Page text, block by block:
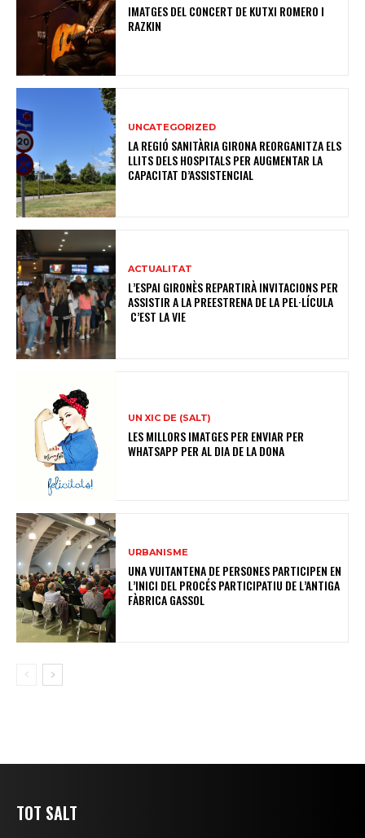
IMATGES DEL CONCERT DE KUTXI ROMERO I
RAZKIN
UNCATEGORIZED
LA REGIÓ SANITÀRIA GIRONA REORGANITZA ELS
LLITS DELS HOSPITALS PER AUGMENTAR LA
CAPACITAT D’ASSISTENCIAL
ACTUALITAT
L’ESPAI GIRONÈS REPARTIRÀ INVITACIONS PER
ASSISTIR A LA PREESTRENA DE LA PEL·LÍCULA
C’EST LA VIE
UN XIC DE (SALT)
LES MILLORS IMATGES PER ENVIAR PER
WHATSAPP PER AL DIA DE LA DONA
URBANISME
UNA VUITANTENA DE PERSONES PARTICIPEN EN
L’INICI DEL PROCÉS PARTICIPATIU DE L’ANTIGA
FÀBRICA GASSOL
TOT SALT